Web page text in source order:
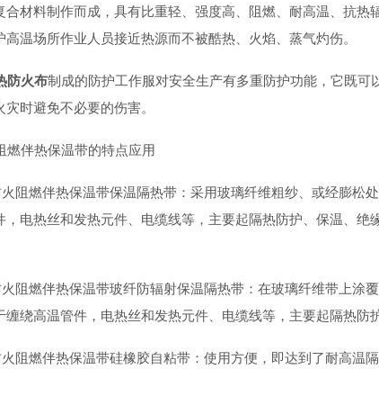
合材料制作而成，具有比重轻、强度高、阻燃、耐高温、抗热
高温场所作业人员接近热源而不被酷热、火焰、蒸气灼伤。
防火布制成的防护工作服对安全生产有多重防护功能，它既
时避免不必要的伤害。
燃伴热保温带的特点应用
阻燃伴热保温带保温隔热带：采用玻璃纤维粗纱、或经膨松
，电热丝和发热元件、电缆线等，主要起隔热防护、保温、
阻燃伴热保温带玻纤防辐射保温隔热带：在玻璃纤维带上涂
缠绕高温管件，电热丝和发热元件、电缆线等，主要起隔热防
阻燃伴热保温带硅橡胶自粘带：使用方便，即达到了耐高温